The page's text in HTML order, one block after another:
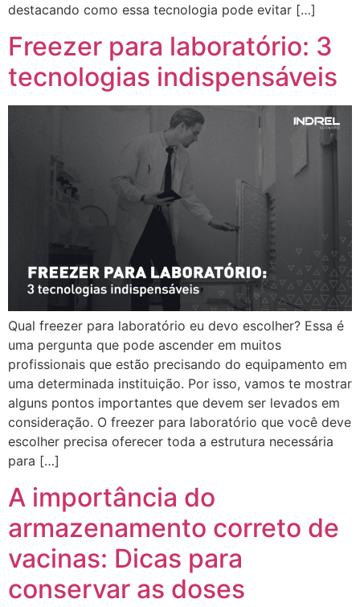
destacando como essa tecnologia pode evitar […]
Freezer para laboratório: 3
tecnologias indispensáveis
Qual freezer para laboratório eu devo escolher? Essa é
uma pergunta que pode ascender em muitos
profissionais que estão precisando do equipamento em
uma determinada instituição. Por isso, vamos te mostrar
alguns pontos importantes que devem ser levados em
consideração. O freezer para laboratório que você deve
escolher precisa oferecer toda a estrutura necessária
para […]
A importância do
armazenamento correto de
vacinas: Dicas para
conservar as doses